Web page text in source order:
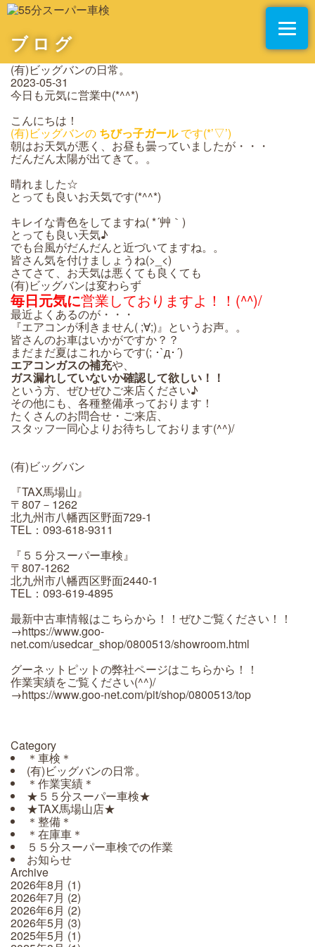
ブログ
(有)ビッグバンの日常。
2023-05-31
今日も元気に営業中(*^^*)
こんにちは！
(有)ビッグバンの ちびっ子ガールです(*’▽’)
朝はお天気が悪く、お昼も曇っていましたが・・・
だんだん太陽が出てきて。。
晴れました☆
とっても良いお天気です(*^^*)
キレイな青色をしてますね( *´艸｀)
とっても良い天気♪
でも台風がだんだんと近づいてますね。。
皆さん気を付けましょうね(>_<)
さてさて、お天気は悪くても良くても
(有)ビッグバンは変わらず
毎日元気に営業しておりますよ！！(^^)/
最近よくあるのが・・・
『エアコンが利きません( ;∀;)』というお声。。
皆さんのお車はいかがですか？？
まだまだ夏はこれからです(; ･`д･´)
エアコンガスの補充や、
ガス漏れしていないか確認して欲しい！！
という方、ぜひぜひご来店ください♪
その他にも、各種整備承っております！
たくさんのお問合せ・ご来店、
スタッフ一同心よりお待ちしております(^^)/
(有)ビッグバン
『TAX馬場山』
〒807－1262
北九州市八幡西区野面729-1
TEL：093-618-9311
『５５分スーパー車検』
〒807-1262
北九州市八幡西区野面2440-1
TEL：093-619-4895
最新中古車情報はこちらから！！ぜひご覧ください！！
→https://www.goo-
net.com/usedcar_shop/0800513/showroom.html
グーネットピットの弊社ページはこちらから！！
作業実績をご覧ください(^^)/
→https://www.goo-net.com/pit/shop/0800513/top
Category
＊車検＊
(有)ビッグバンの日常。
＊作業実績＊
★５５分スーパー車検★
★TAX馬場山店★
＊整備＊
＊在庫車＊
５５分スーパー車検での作業
お知らせ
Archive
2026年8月 (1)
2026年7月 (2)
2026年6月 (2)
2026年5月 (3)
2025年5月 (1)